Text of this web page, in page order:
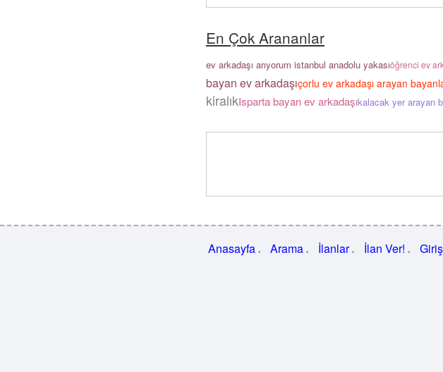
En Çok Arananlar
ev arkadaşı arıyorum istanbul anadolu yakasıöğrenci ev
bayan ev arkadaşıçorlu ev arkadaşı arayan
kiralıkIsparta bayan ev arkadaşıkalacak yer arayan
Anasayfa Arama İlanlar İlan Ver! Giriş